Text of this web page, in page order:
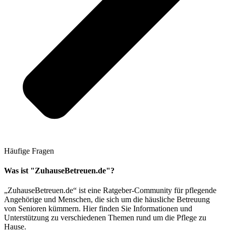
Häufige Fragen
Was ist "ZuhauseBetreuen.de"?
„ZuhauseBetreuen.de“ ist eine Ratgeber-Community für pflegende
Angehörige und Menschen, die sich um die häusliche Betreuung
von Senioren kümmern. Hier finden Sie Informationen und
Unterstützung zu verschiedenen Themen rund um die Pflege zu
Hause.